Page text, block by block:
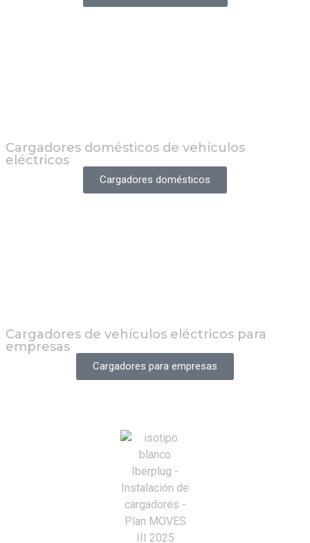
Cargadores domésticos de vehículos
eléctricos
Cargadores domésticos
Cargadores de vehículos eléctricos para
empresas
Cargadores para empresas